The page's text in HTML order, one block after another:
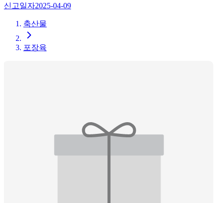
신고일자2025-04-09
축산물
포장육